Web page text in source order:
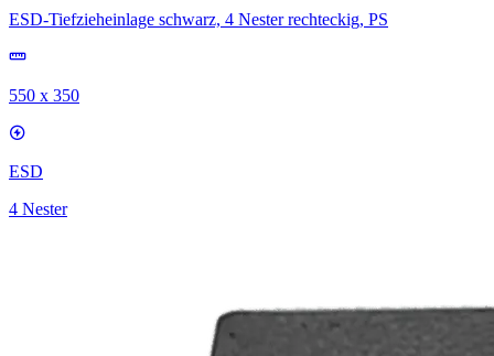
ESD-Tiefzieheinlage schwarz, 4 Nester rechteckig, PS
550 x 350
ESD
4 Nester